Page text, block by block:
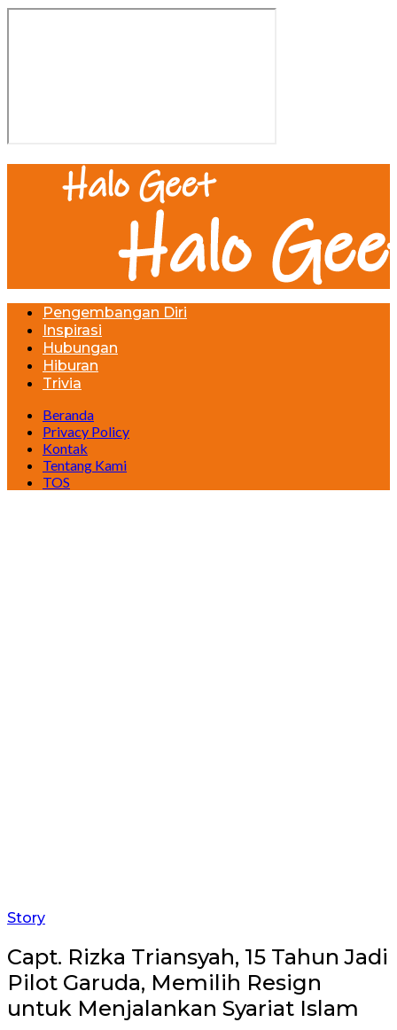
Pengembangan Diri
Inspirasi
Hubungan
Hiburan
Trivia
Beranda
Privacy Policy
Kontak
Tentang Kami
TOS
Story
Capt. Rizka Triansyah, 15 Tahun Jadi
Pilot Garuda, Memilih Resign
untuk Menjalankan Syariat Islam